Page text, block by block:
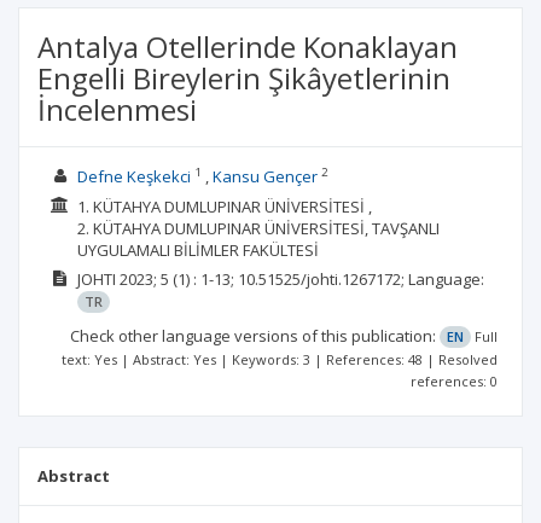
Antalya Otellerinde Konaklayan
Engelli Bireylerin Şikâyetlerinin
İncelenmesi
Defne Keşkekci 1 Kansu Gençer2
1. KÜTAHYA DUMLUPINAR ÜNİVERSİTESİ ,
2. KÜTAHYA DUMLUPINAR ÜNİVERSİTESİ, TAVŞANLI
UYGULAMALI BİLİMLER FAKÜLTESİ
JOHTI 2023; 5 (1) : 1-13; 10.51525/johti.1267172; Language:
TR
Check other language versions of this publication: EN
Full
text: Yes | Abstract: Yes | Keywords: 3 | References: 48 | Resolved
references: 0
Abstract